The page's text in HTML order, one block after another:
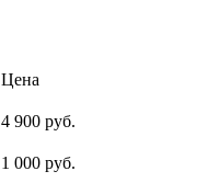
Цена
4 900 руб.
1 000 руб.